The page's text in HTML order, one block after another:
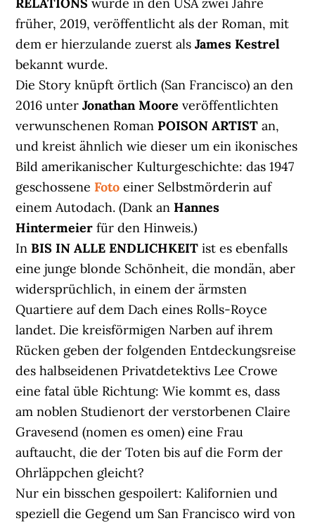
RELATIONS wurde in den USA zwei Jahre
früher, 2019, veröffentlicht als der Roman, mit
dem er hierzulande zuerst alsJames Kestrel
bekannt wurde.
Die Story knüpft örtlich (San Francisco) an den
2016 unterJonathan Moore veröffentlichten
verwunschenen RomanPOISON ARTIST an,
und kreist ähnlich wie dieser um ein ikonisches
Bild amerikanischer Kulturgeschichte: das 1947
geschossene Foto einer Selbstmörderin auf
einem Autodach. (Dank anHannes
Hintermeier für den Hinweis.)
InBIS IN ALLE ENDLICHKEIT ist es ebenfalls
eine junge blonde Schönheit, die mondän, aber
widersprüchlich, in einem der ärmsten
Quartiere auf dem Dach eines Rolls-Royce
landet. Die kreisförmigen Narben auf ihrem
Rücken geben der folgenden Entdeckungsreise
des halbseidenen Privatdetektivs Lee Crowe
eine fatal üble Richtung: Wie kommt es, dass
am noblen Studienort der verstorbenen Claire
Gravesend (nomen es omen) eine Frau
auftaucht, die der Toten bis auf die Form der
Ohrläppchen gleicht?
Nur ein bisschen gespoilert: Kalifornien und
speziell die Gegend um San Francisco wird von